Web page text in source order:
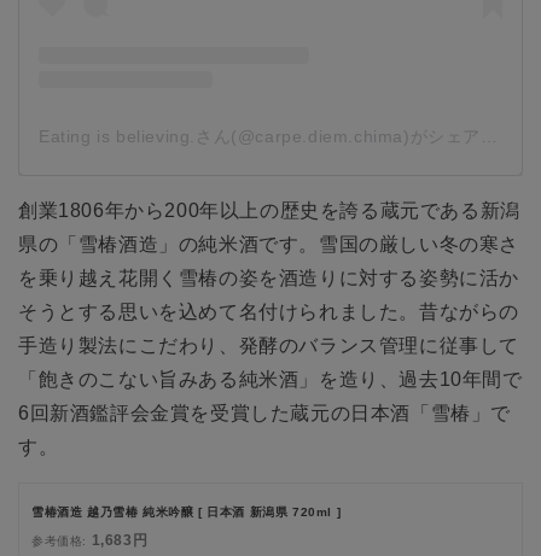
創業1806年から200年以上の歴史を誇る蔵元である新潟
県の「雪椿酒造」の純米酒です。雪国の厳しい冬の寒さ
を乗り越え花開く雪椿の姿を酒造りに対する姿勢に活か
そうとする思いを込めて名付けられました。昔ながらの
手造り製法にこだわり、発酵のバランス管理に従事して
「飽きのこない旨みある純米酒」を造り、過去10年間で
6回新酒鑑評会金賞を受賞した蔵元の日本酒「雪椿」で
す。
雪椿酒造 越乃雪椿 純米吟醸 [ 日本酒 新潟県 720ml ]
参考価格: 1,683円